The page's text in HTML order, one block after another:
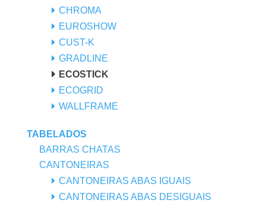
CHROMA
EUROSHOW
CUST-K
GRADLINE
ECOSTICK
ECOGRID
WALLFRAME
TABELADOS
BARRAS CHATAS
CANTONEIRAS
CANTONEIRAS ABAS IGUAIS
CANTONEIRAS ABAS DESIGUAIS